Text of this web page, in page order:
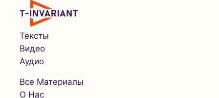
Тексты
Видео
Аудио
Все Материалы
О Нас